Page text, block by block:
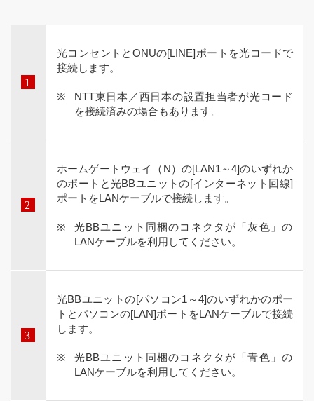
光コンセントとONUの[LINE]ポートを光コードで
接続します。
NTT東日本／西日本の設置担当者が光コード
を接続済みの場合もあります。
ホームゲートウェイ（N）の[LAN1～4]のいずれか
のポートと光BBユニットの[インターネット回線]
ポートをLANケーブルで接続します。
光BBユニット同梱のコネクタが「灰色」の
LANケーブルを利用してください。
光BBユニットの[パソコン1～4]のいずれかのポー
トとパソコンの[LAN]ポートをLANケーブルで接続
します。
光BBユニット同梱のコネクタが「青色」の
LANケーブルを利用してください。